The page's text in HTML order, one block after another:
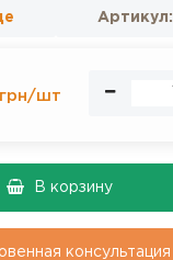
Артикул:
грн/шт
В корзину
консультация